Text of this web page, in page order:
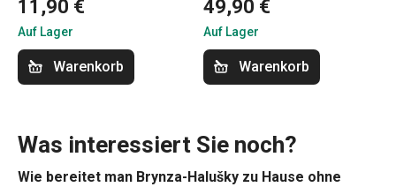
11,90 €
Auf Lager
Warenkorb
49,90 €
Auf Lager
Warenkorb
Was interessiert Sie noch?
Wie bereitet man Brynza-Halušky zu Hause ohne